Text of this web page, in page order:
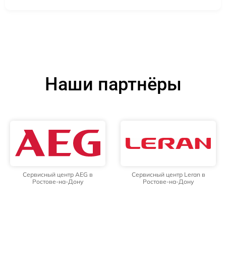
Наши партнёры
Сервисный центр AEG в
Ростове-на-Дону
Сервисный центр Leran в
Ростове-на-Дону